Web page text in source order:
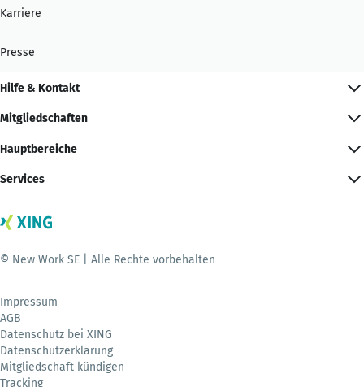
Karriere
Presse
Hilfe & Kontakt
Mitgliedschaften
Hauptbereiche
Services
© New Work SE | Alle Rechte vorbehalten
Impressum
AGB
Datenschutz bei XING
Datenschutzerklärung
Mitgliedschaft kündigen
Tracking